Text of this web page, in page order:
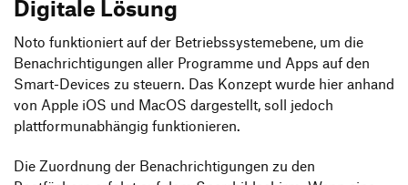
Digitale Lösung
Noto funktioniert auf der Betriebssystemebene, um die
Benachrichtigungen aller Programme und Apps auf den
Smart-Devices zu steuern. Das Konzept wurde hier anhand
von Apple iOS und MacOS dargestellt, soll jedoch
plattformunabhängig funktionieren.
Die Zuordnung der Benachrichtigungen zu den